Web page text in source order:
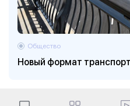
Новый формат
Общество